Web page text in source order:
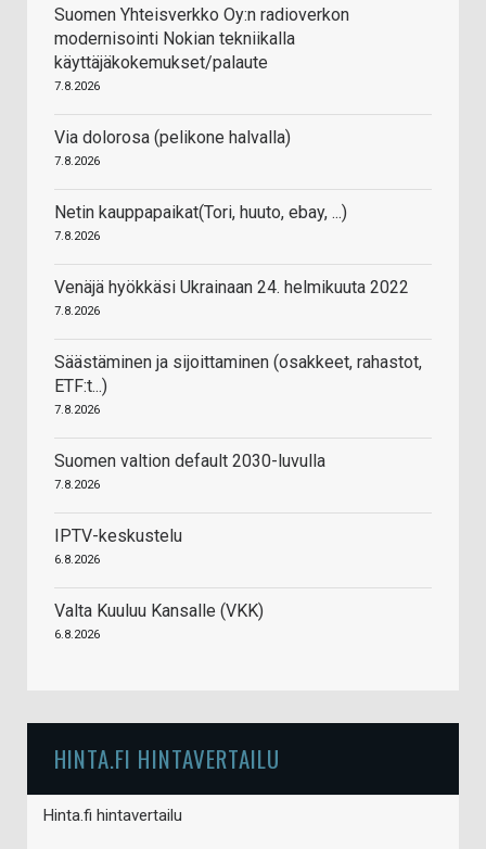
Suomen Yhteisverkko Oy:n radioverkon
modernisointi Nokian tekniikalla
käyttäjäkokemukset/palaute
7.8.2026
Via dolorosa (pelikone halvalla)
7.8.2026
Netin kauppapaikat(Tori, huuto, ebay, ...)
7.8.2026
Venäjä hyökkäsi Ukrainaan 24. helmikuuta 2022
7.8.2026
Säästäminen ja sijoittaminen (osakkeet, rahastot,
ETF:t...)
7.8.2026
Suomen valtion default 2030-luvulla
7.8.2026
IPTV-keskustelu
6.8.2026
Valta Kuuluu Kansalle (VKK)
6.8.2026
HINTA.FI HINTAVERTAILU
Hinta.fi hintavertailu